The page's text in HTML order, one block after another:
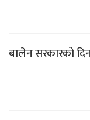
बालेन सरकारको